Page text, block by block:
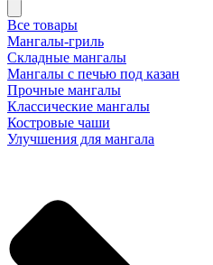
Все товары
Мангалы-гриль
Складные мангалы
Мангалы с печью под казан
Прочные мангалы
Классические мангалы
Костровые чаши
Улучшения для мангала